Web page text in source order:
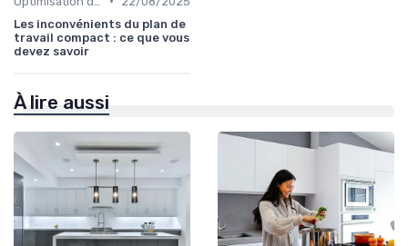
Les inconvénients du plan de
travail compact : ce que vous
devez savoir
À lire aussi